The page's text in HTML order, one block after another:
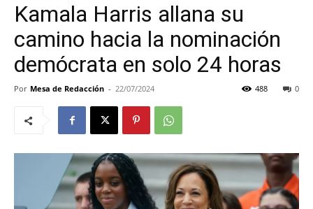
Kamala Harris allana su
camino hacia la nominación
demócrata en solo 24 horas
Por Mesa de Redacción - 22/07/2024 0
488